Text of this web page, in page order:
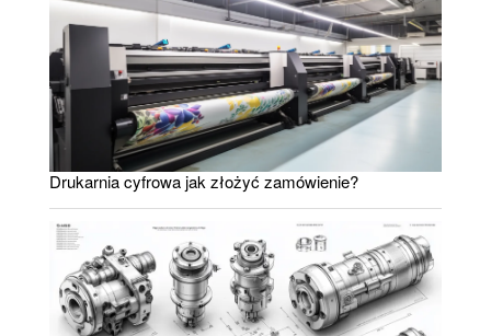
Drukarnia cyfrowa jak złożyć zamówienie?